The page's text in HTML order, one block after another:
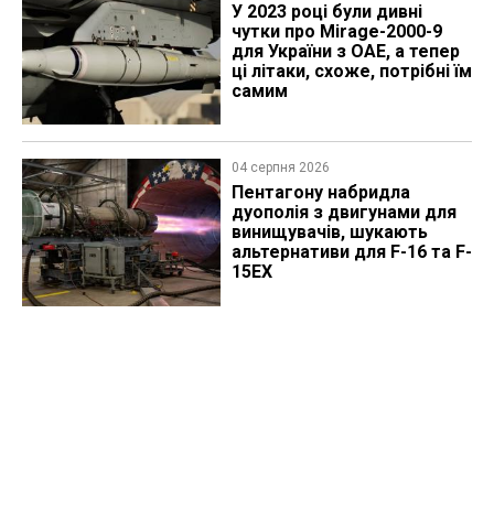
У 2023 році були дивні
чутки про Mirage-2000-9
для України з ОАЕ, а тепер
ці літаки, схоже, потрібні їм
самим
04 серпня 2026
Пентагону набридла
дуополія з двигунами для
винищувачів, шукають
альтернативи для F-16 та F-
15EX